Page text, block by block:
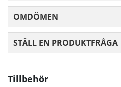
OMDÖMEN
STÄLL EN PRODUKTFRÅGA
Tillbehör